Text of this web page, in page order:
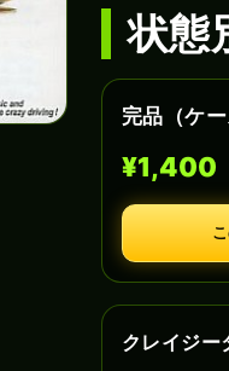
状態
完品（ケ
¥1,400
クレイジー